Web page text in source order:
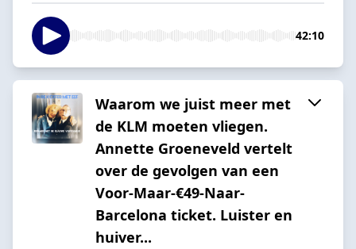
42:10
Waarom we juist meer met
de KLM moeten vliegen.
Annette Groeneveld vertelt
over de gevolgen van een
Voor-Maar-€49-Naar-
Barcelona ticket. Luister en
huiver...